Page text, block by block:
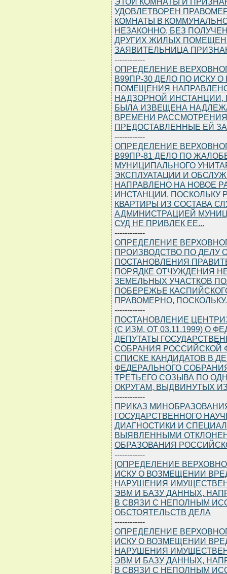
УДОВЛЕТВОРЕН
КОМНАТЫ В
НЕЗАКОННО, БЕЗ
ДРУГИХ ЖИЛЫХ
ЗАЯВИТЕЛЬНИЦА
------------
ОПРЕДЕЛЕНИЕ
В99ПР-30 ДЕЛО ПО ИСКУ
ПОМЕЩЕНИЯ
НАДЗОРНОЙ ИНСТАНЦИИ,
БЫЛА ИЗВЕЩЕНА
ВРЕМЕНИ
ПРЕДОСТАВЛЕННЫЕ ЕЙ
------------
ОПРЕДЕЛЕНИЕ
В99ПР-81 ДЕЛО ПО
МУНИЦИПАЛЬНОГО
ЭКСПЛУАТАЦИИ И
НАПРАВЛЕНО НА НОВОЕ
ИНСТАНЦИИ,
КВАРТИРЫ ИЗ СОСТАВА
АДМИНИСТРАЦИЕЙ
СУД НЕ ПРИВЛЕК ЕЕ...
------------
ОПРЕДЕЛЕНИЕ
ПРОИЗВОДСТВО ПО ДЕЛУ
ПОСТАНОВЛЕНИЯ
ПОРЯДКЕ ОТЧУЖДЕНИЯ
ЗЕМЕЛЬНЫХ УЧАСТКОВ
ПОБЕРЕЖЬЕ
ПРАВОМЕРНО,
------------
ПОСТАНОВЛЕНИЕ
(С ИЗМ. ОТ 03.11.1999) О
ДЕПУТАТЫ
СОБРАНИЯ РОССИЙСКОЙ
СПИСКЕ КАНДИДАТОВ В
ФЕДЕРАЛЬНОГО
ТРЕТЬЕГО СОЗЫВА ПО
ОКРУГАМ, ВЫДВИНУТЫХ
------------
ПРИКАЗ
ГОСУДАРСТВЕННОГО
ДИАГНОСТИКИ И
ВЫЯВЛЕННЫМИ
ОБРАЗОВАНИЯ
------------
[ОПРЕДЕЛЕНИЕ
ИСКУ О ВОЗМЕЩЕНИИ
НАРУШЕНИЯ
ЭВМ И БАЗУ ДАННЫХ,
В СВЯЗИ С НЕПОЛНЫМ
ОБСТОЯТЕЛЬСТВ ДЕЛА
------------
ОПРЕДЕЛЕНИЕ
ИСКУ О ВОЗМЕЩЕНИИ
НАРУШЕНИЯ
ЭВМ И БАЗУ ДАННЫХ,
В СВЯЗИ С НЕПОЛНЫМ